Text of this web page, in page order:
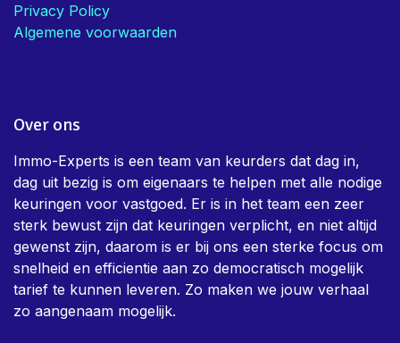
Privacy Policy
Algemene voorwaarden
Over ons
Immo-Experts is een team van keurders dat dag in,
dag uit bezig is om eigenaars te helpen met alle nodige
keuringen voor vastgoed. Er is in het team een zeer
sterk bewust zijn dat keuringen verplicht, en niet altijd
gewenst zijn, daarom is er bij ons een sterke focus om
snelheid en efficientie aan zo democratisch mogelijk
tarief te kunnen leveren. Zo maken we jouw verhaal
zo aangenaam mogelijk.